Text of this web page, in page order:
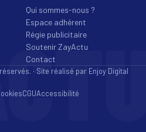
Qui sommes-nous ?
Espace adhérent
Régie publicitaire
Soutenir ZayActu
Contact
· Site réalisé par Enjoy Digital
CGUAccessibilité